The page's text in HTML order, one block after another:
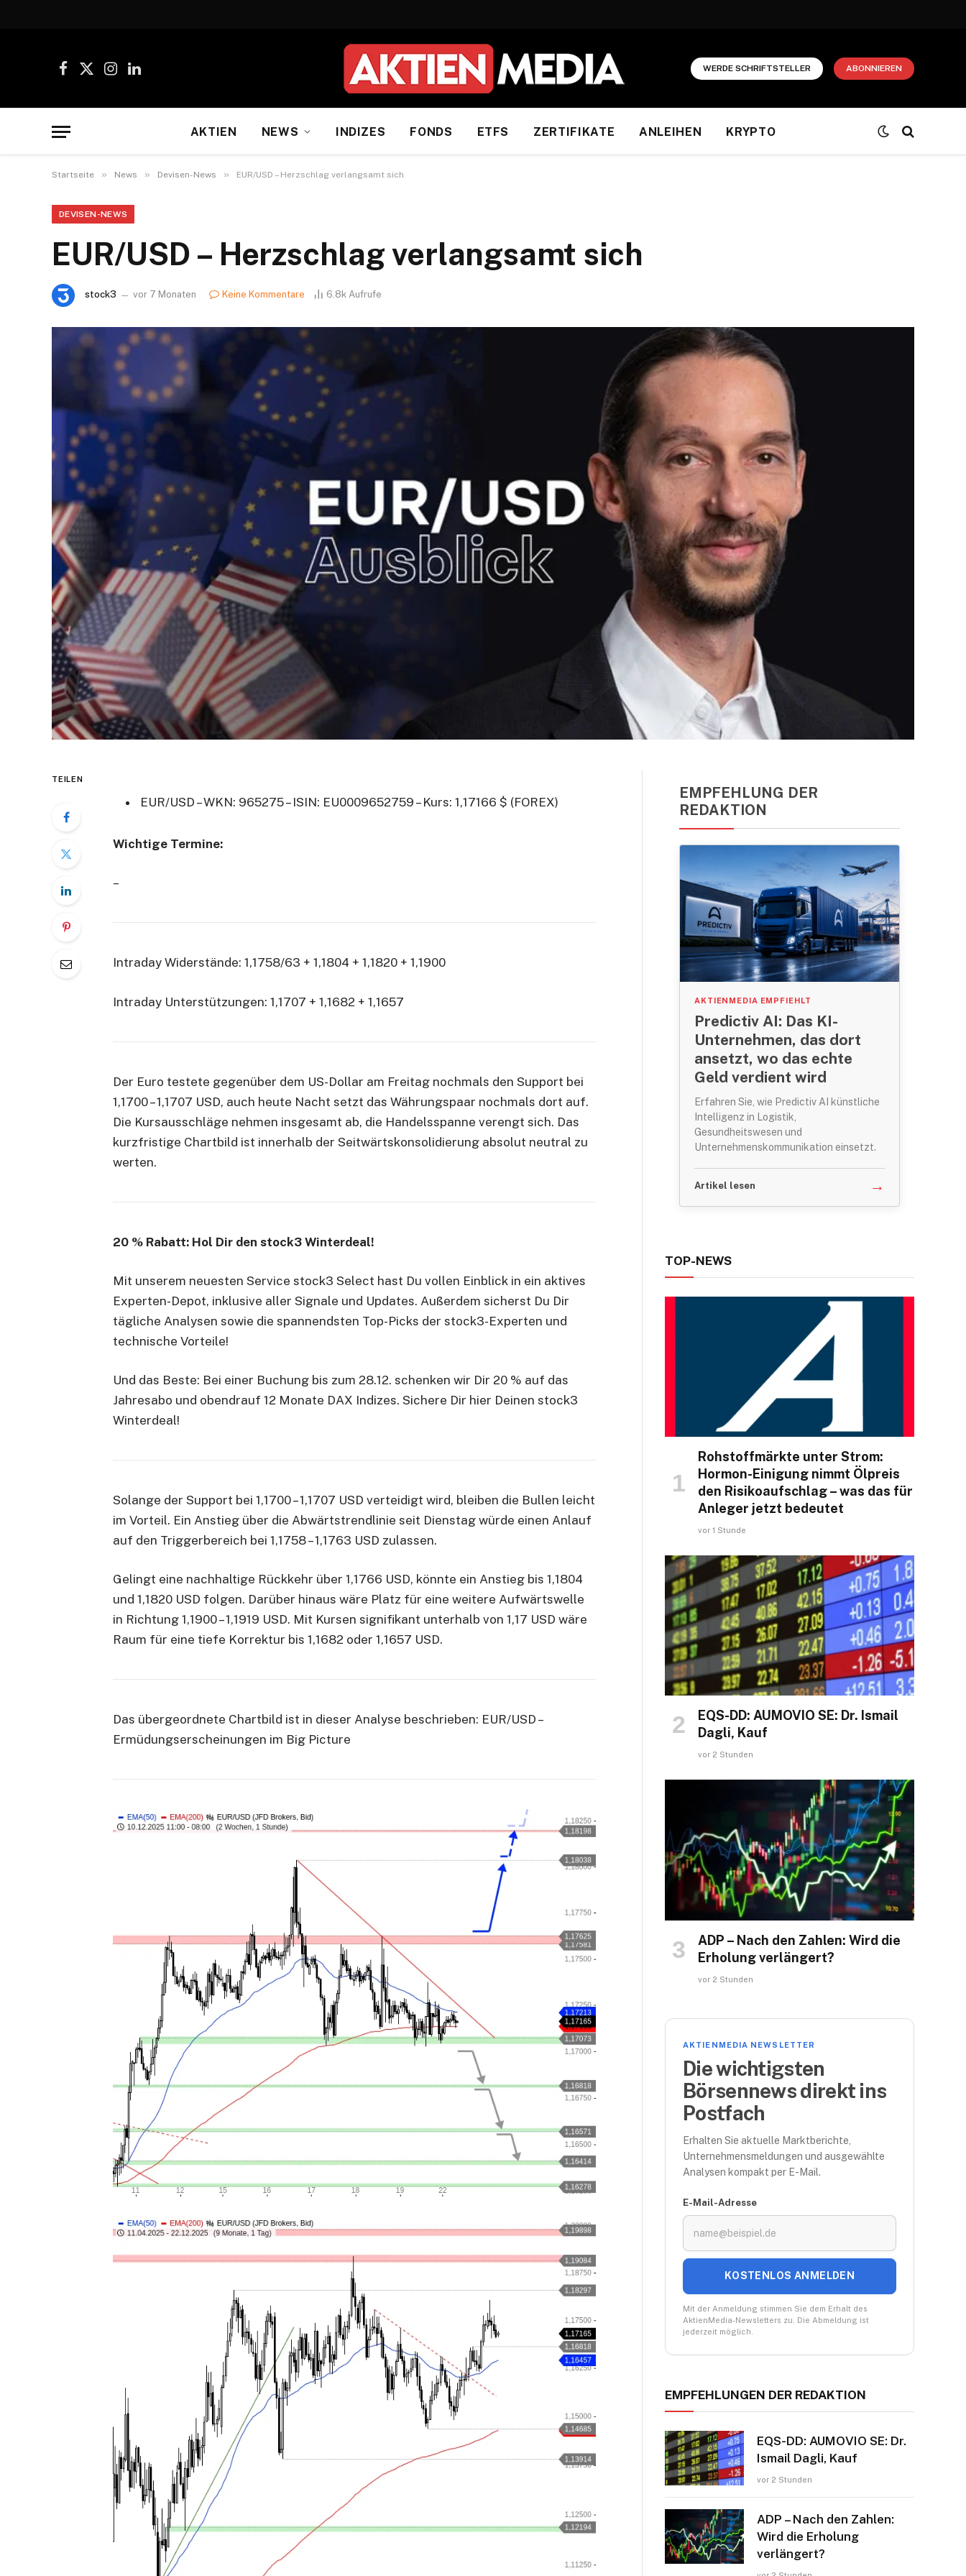
Facebook
X
InstagramLinkedIn
WERDE SCHRIFTSTELLER ABONNIEREN
AKTIEN NEWS INDIZES FONDS ETFS ZERTIFIKATE ANLEIHEN KRYPTO
Startseite » News » Devisen-News » EUR/USD – Herzschlag verlangsamt sich
DEVISEN-NEWS
EUR/USD – Herzschlag verlangsamt sich
stock3 vor 7 Monaten Keine Kommentare 6.8k Aufrufe
TEILEN
EUR/USD –WKN: 965275 – ISIN: EU0009652759 – Kurs: 1,17166 $ (FOREX)
Wichtige Termine:
–
Intraday Widerstände: 1,1758/63 + 1,1804 + 1,1820 + 1,1900
Intraday Unterstützungen: 1,1707 + 1,1682 + 1,1657
Der Euro testete gegenüber dem US-Dollar am Freitag nochmals den Support bei
1,1700 – 1,1707 USD, auch heute Nacht setzt das Währungspaar nochmals dort auf.
Die Kursausschläge nehmen insgesamt ab, die Handelsspanne verengt sich. Das
kurzfristige Chartbild ist innerhalb der Seitwärtskonsolidierung absolut neutral zu
werten.
20 % Rabatt: Hol Dir den stock3 Winterdeal!
Mit unserem neuesten Service stock3 Select hast Du vollen Einblick in ein aktives
Experten-Depot, inklusive aller Signale und Updates. Außerdem sicherst Du Dir
tägliche Analysen sowie die spannendsten Top-Picks der stock3-Experten und
technische Vorteile!
Und das Beste: Bei einer Buchung bis zum 28.12. schenken wir Dir 20 % auf das
Jahresabo und obendrauf 12 Monate DAX Indizes. Sichere Dir hier Deinen stock3
Winterdeal!
Solange der Support bei 1,1700 – 1,1707 USD verteidigt wird, bleiben die Bullen leicht
im Vorteil. Ein Anstieg über die Abwärtstrendlinie seit Dienstag würde einen Anlauf
auf den Triggerbereich bei 1,1758 – 1,1763 USD zulassen.
Gelingt eine nachhaltige Rückkehr über 1,1766 USD, könnte ein Anstieg bis 1,1804
und 1,1820 USD folgen. Darüber hinaus wäre Platz für eine weitere Aufwärtswelle
in Richtung 1,1900 – 1,1919 USD. Mit Kursen signifikant unterhalb von 1,17 USD wäre
Raum für eine tiefe Korrektur bis 1,1682 oder 1,1657 USD.
Das übergeordnete Chartbild ist in dieser Analyse beschrieben: EUR/USD –
Ermüdungserscheinungen im Big Picture
EMPFEHLUNG DER
REDAKTION
AKTIENMEDIA EMPFIEHLT
Predictiv AI: Das KI-
Unternehmen, das dort
ansetzt, wo das echte
Geld verdient wird
Erfahren Sie, wie Predictiv AI künstliche
Intelligenz in Logistik,
Gesundheitswesen und
Unternehmenskommunikation einsetzt.
Artikel lesen →
TOP-NEWS
Rohstoffmärkte unter Strom:
Hormon-Einigung nimmt Ölpreis
den Risikoaufschlag – was das für
Anleger jetzt bedeutet
vor 1 Stunde
EQS-DD: AUMOVIO SE: Dr. Ismail
Dagli, Kauf
vor 2 Stunden
ADP – Nach den Zahlen: Wird die
Erholung verlängert?
vor 2 Stunden
AKTIENMEDIA NEWSLETTER
Die wichtigsten
Börsennews direkt ins
Postfach
Erhalten Sie aktuelle Marktberichte,
Unternehmensmeldungen und ausgewählte
Analysen kompakt per E-Mail.
E-Mail-Adresse
KOSTENLOS ANMELDEN
Mit der Anmeldung stimmen Sie dem Erhalt des
AktienMedia-Newsletters zu. Die Abmeldung ist
jederzeit möglich.
EMPFEHLUNGEN DER REDAKTION
EQS-DD: AUMOVIO SE: Dr.
Ismail Dagli, Kauf
vor 2 Stunden
ADP – Nach den Zahlen:
Wird die Erholung
verlängert?